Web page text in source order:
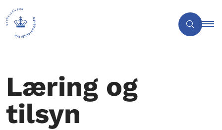
Læring og
tilsyn